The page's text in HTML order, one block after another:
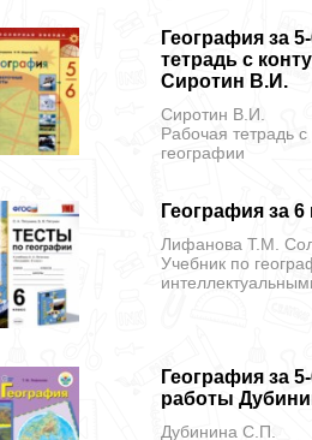
География за
тетрадь с
Сиротин В.И.
Сиротин В.И.
Рабочая тетрадь
географии
География за
Лифанова Т.М.
Учебник по
География за
работы
Дубинина С.П.